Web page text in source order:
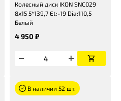
Колесный диск IKON SNC029
8x15 5*139,7 Et:-19 Dia:110,5
Белый
4 950 ₽
В наличии 52 шт.